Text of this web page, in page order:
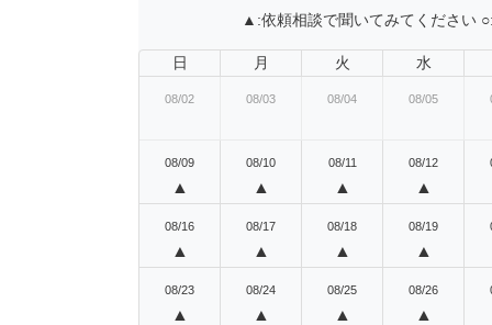
▲:依頼相談で聞いてみてください ○:
日 月 火 水
08/02 08/03 08/04 08/05
08/09
▲
08/10
▲
08/11
▲
08/12
▲
08/16
▲
08/17
▲
08/18
▲
08/19
▲
08/23
▲
08/24
▲
08/25
▲
08/26
▲